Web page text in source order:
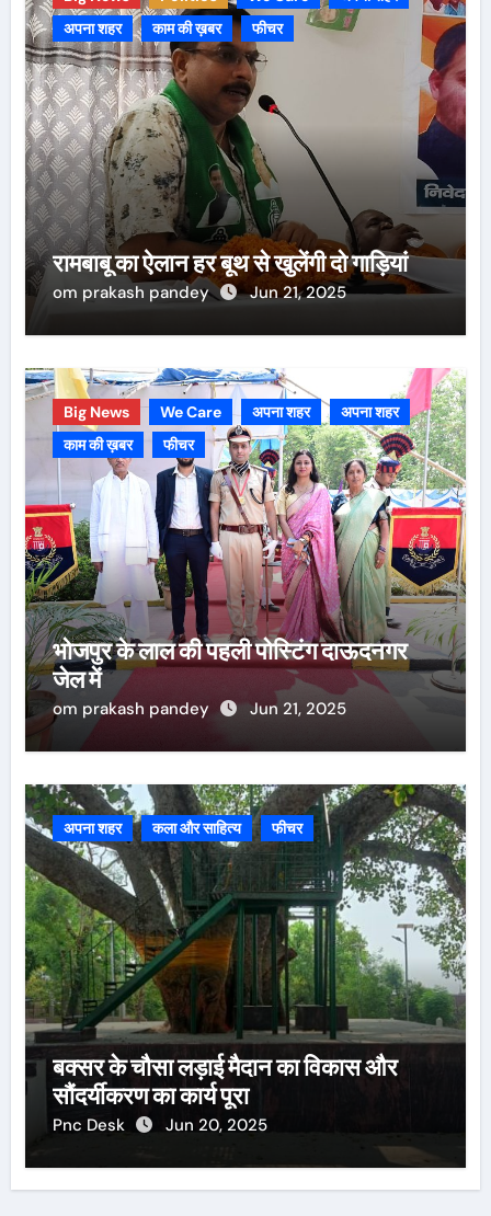
अपना शहर
काम की ख़बर फीचर
रामबाबू का ऐलान हर बूथ से खुलेंगी दो गाड़ियां
om prakash pandey Jun 21, 2025
Big News We Care अपना शहर
अपना शहर
काम की ख़बर
फीचर
भोजपुर के लाल की पहली पोस्टिंग दाऊदनगर
जेल में
om prakash pandey Jun 21, 2025
अपना शहर कला और साहित्य फीचर
बक्सर के चौसा लड़ाई मैदान का विकास और
सौंदर्यीकरण का कार्य पूरा
Pnc Desk Jun 20, 2025